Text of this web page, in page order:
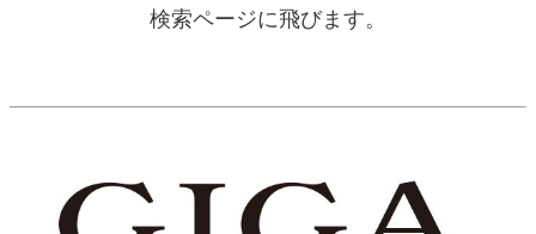
検索ページに飛びます。